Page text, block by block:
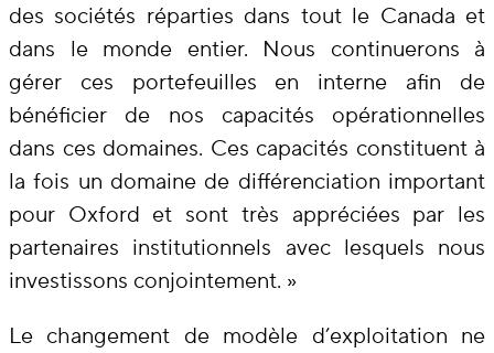
des sociétés réparties dans tout le Canada et
dans le monde entier. Nous continuerons à
gérer ces portefeuilles en interne afin de
bénéficier de nos capacités opérationnelles
dans ces domaines. Ces capacités constituent à
la fois un domaine de différenciation important
pour Oxford et sont très appréciées par les
partenaires institutionnels avec lesquels nous
investissons conjointement. »
Le changement de modèle d’exploitation ne